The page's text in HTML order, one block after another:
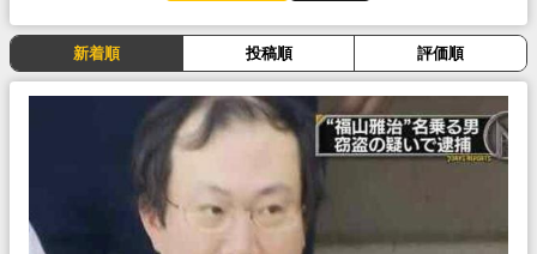
新着順 投稿順 評価順